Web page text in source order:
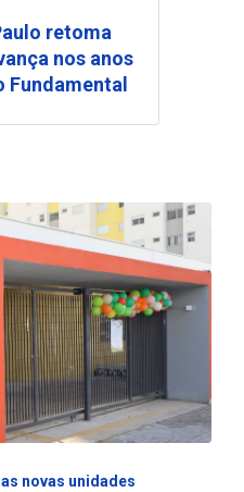
retoma
nos anos
Fundamental
novas unidades